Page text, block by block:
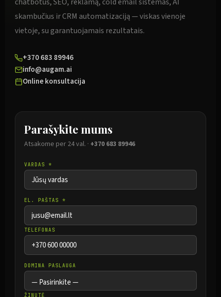
skambučius ir CRM automatizaciją — viskas vienoje
vietoje, su garantuojamais rezultatais.
+370 683 89946
info@augam.ai
Online konsultacija
Parašykite mums
Atsakome per 24 val. · +370 683 89946
VARDAS *
EL. PAŠTAS *
TELEFONAS
DOMINA PASLAUGA
ŽINUTĖ